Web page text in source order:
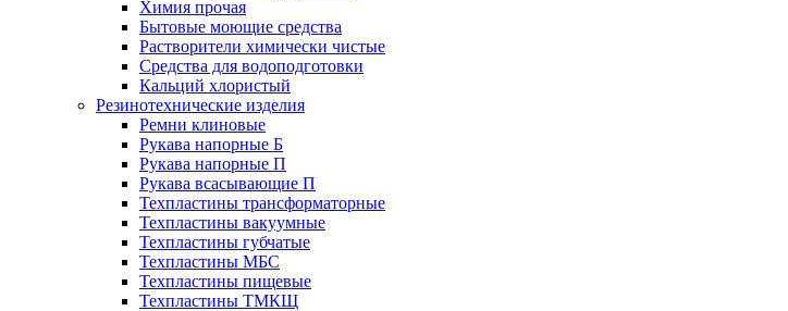
Химия прочая
Бытовые моющие средства
Растворители химически чистые
Средства для водоподготовки
Кальций хлористый
Резинотехнические изделия
Ремни клиновые
Рукава напорные Б
Рукава напорные П
Рукава всасывающие П
Техпластины трансформаторные
Техпластины вакуумные
Техпластины губчатые
Техпластины МБС
Техпластины пищевые
Техпластины ТМКЩ